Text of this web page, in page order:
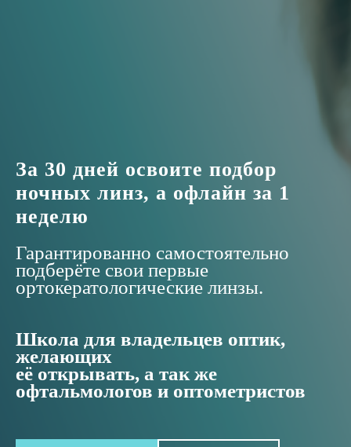
За 30 дней освоите подбор
ночных линз, а офлайн за 1
неделю
Гарантированно самостоятельно
подберёте свои первые
ортокератологические линзы.
Школа для владельцев оптик,
желающих
её открывать, а так же
офтальмологов и оптометристов